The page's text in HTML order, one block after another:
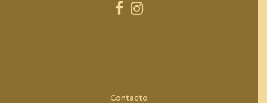
Contacto